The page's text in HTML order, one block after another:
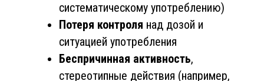
систематическому употреблению)
Потеря контроля над дозой и
ситуацией употребления
Беспричинная активность,
стереотипные действия (например,